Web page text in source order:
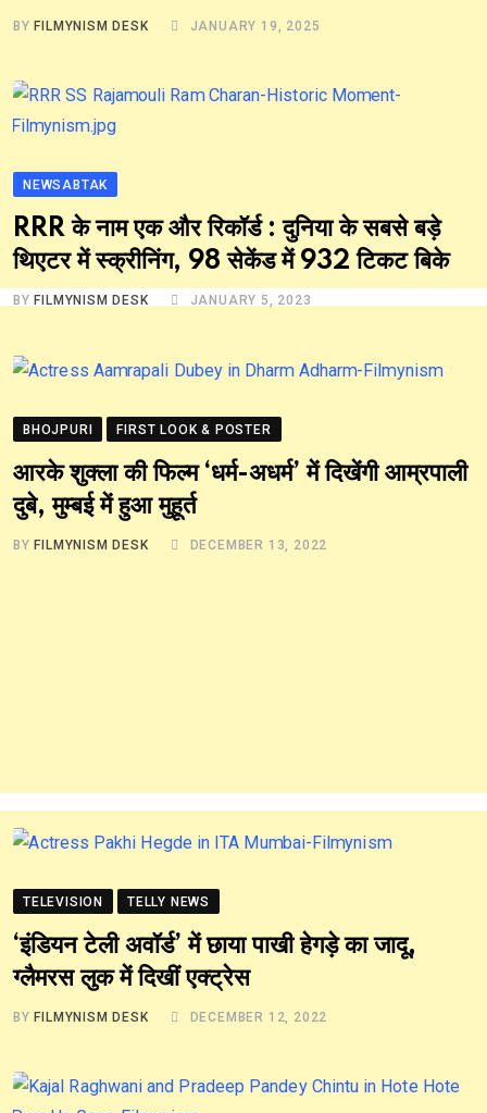
BYFILMYNISM DESK JANUARY 19, 2025
NEWSABTAK
RRR के नाम एक और रिकॉर्ड : दुनिया के सबसे बड़े
थिएटर में स्क्रीनिंग, 98 सेकेंड में 932 टिकट बिके
BYFILMYNISM DESK JANUARY 5, 2023
BHOJPURI FIRST LOOK & POSTER
आरके शुक्ला की फिल्म ‘धर्म-अधर्म’ में दिखेंगी आम्रपाली
दुबे, मुम्बई में हुआ मुहूर्त
BYFILMYNISM DESK DECEMBER 13, 2022
TELEVISION TELLY NEWS
‘इंडियन टेली अवॉर्ड’ में छाया पाखी हेगड़े का जादू,
ग्लैमरस लुक में दिखीं एक्ट्रेस
BY FILMYNISM DESK DECEMBER 12, 2022